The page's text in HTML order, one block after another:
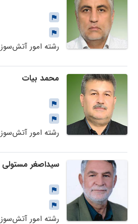
محمد بیات
سیداصغر مستولی